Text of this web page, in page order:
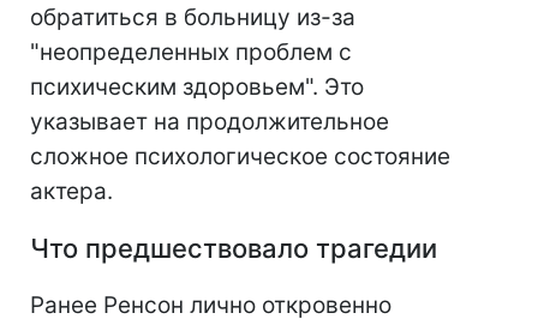
обратиться в больницу из-за
"неопределенных проблем с
психическим здоровьем". Это
указывает на продолжительное
сложное психологическое состояние
актера.
Что предшествовало трагедии
Ранее Ренсон лично откровенно